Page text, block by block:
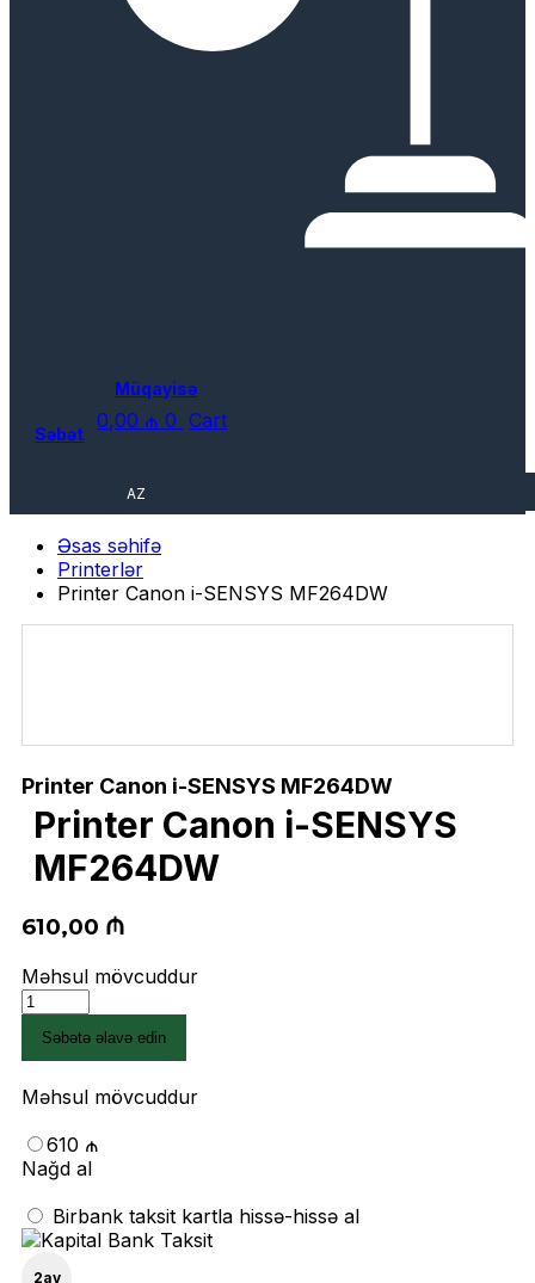
Müqayisə
0,00 ₼ 0 Cart
Səbət
AZ
Əsas səhifə
Printerlər
Printer Canon i-SENSYS MF264DW
Printer Canon i-SENSYS MF264DW
Printer Canon i-SENSYS
MF264DW
610,00 ₼
Məhsul mövcuddur
Printer
MF264DW
Səbətə əlavə edin
Məhsul mövcuddur
610 ₼
Nağd al
Birbank taksit kartla hissə-hissə al
2ay